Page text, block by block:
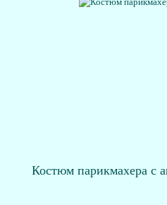
Костюм парикмахера с